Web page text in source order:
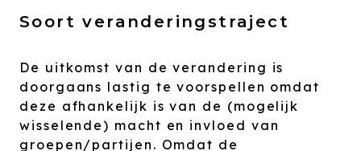
Soort veranderingstraject
De uitkomst van de verandering is
doorgaans lastig te voorspellen omdat
deze afhankelijk is van de (mogelijk
wisselende) macht en invloed van
groepen/partijen. Omdat de